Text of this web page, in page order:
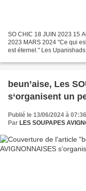
SO CHIC 18 JUIN 2023 15
2023 MARS 2024 "Ce qui
est éternel." Les
beun’aise, Les
s‘organisent un
Publié le 13/06/2024 à 07:36
Par LES SOUPAPES